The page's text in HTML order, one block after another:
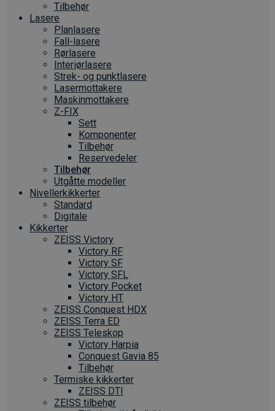
Tilbehør
Lasere
Planlasere
Fall-lasere
Rørlasere
Interiør­lasere
Strek- og punktlasere
Laser­mottakere
Maskin­mottakere
Z-FIX
Sett
Komponenter
Tilbehør
Reservedeler
Tilbehør
Utgåtte modeller
Nivellerkikkerter
Standard
Digitale
Kikkerter
ZEISS Victory
Victory RF
Victory SF
Victory SFL
Victory Pocket
Victory HT
ZEISS Conquest HDX
ZEISS Terra ED
ZEISS Teleskop
Victory Harpia
Conquest Gavia 85
Tilbehør
Termiske kikkerter
ZEISS DTI
ZEISS tilbehør